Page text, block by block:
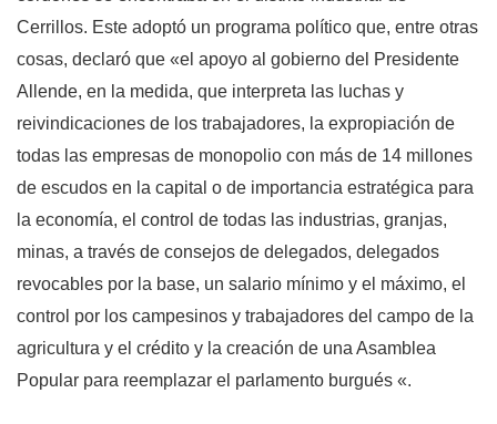
Cerrillos. Este adoptó un programa político que, entre otras
cosas, declaró que «el apoyo al gobierno del Presidente
Allende, en la medida, que interpreta las luchas y
reivindicaciones de los trabajadores, la expropiación de
todas las empresas de monopolio con más de 14 millones
de escudos en la capital o de importancia estratégica para
la economía, el control de todas las industrias, granjas,
minas, a través de consejos de delegados, delegados
revocables por la base, un salario mínimo y el máximo, el
control por los campesinos y trabajadores del campo de la
agricultura y el crédito y la creación de una Asamblea
Popular para reemplazar el parlamento burgués «.